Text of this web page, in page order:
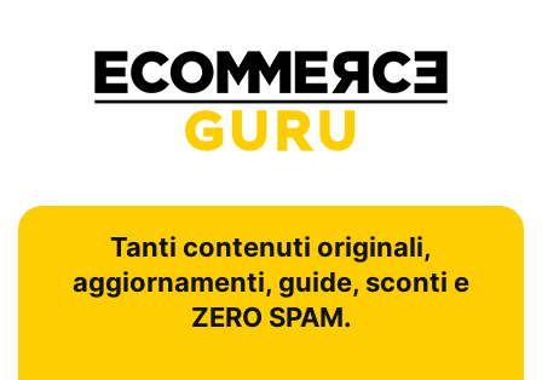
Tanti contenuti originali,
aggiornamenti, guide, sconti e
ZERO SPAM.